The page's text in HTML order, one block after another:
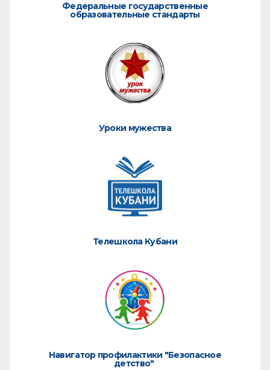
Федеральные государственные
образовательные стандарты
Уроки мужества
Телешкола Кубани
Навигатор профилактики "Безопасное
детство"